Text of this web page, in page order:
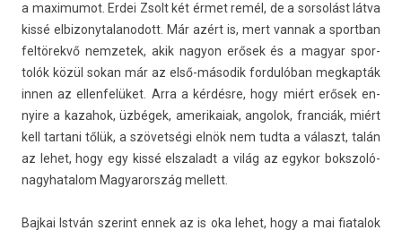
a maximumot. Erdei Zsolt két érmet remél, de a sor­solást látva
kissé el­bizonytalanodott. Már azért is, mert van­nak a sportban
feltörekvő nem­zetek, akik nagyon erősek és a magyar spor­
tolók közül sokan már az első-második for­dulóban meg­kapták
innen az el­lenfelüket. Arra a kérdésre, hogy miért erősek en­
nyire a kazahok, üzbégek, amerikaiak, an­golok, fran­ciák, miért
kell tar­tani tőlük, a szövetségi elnök nem tudta a választ, talán
az lehet, hogy egy kissé elszaladt a világ az egykor bokszoló-
nagyhatalom Magyarország mel­lett.
Baj­kai István szerint ennek az is oka lehet, hogy a mai fiatalok